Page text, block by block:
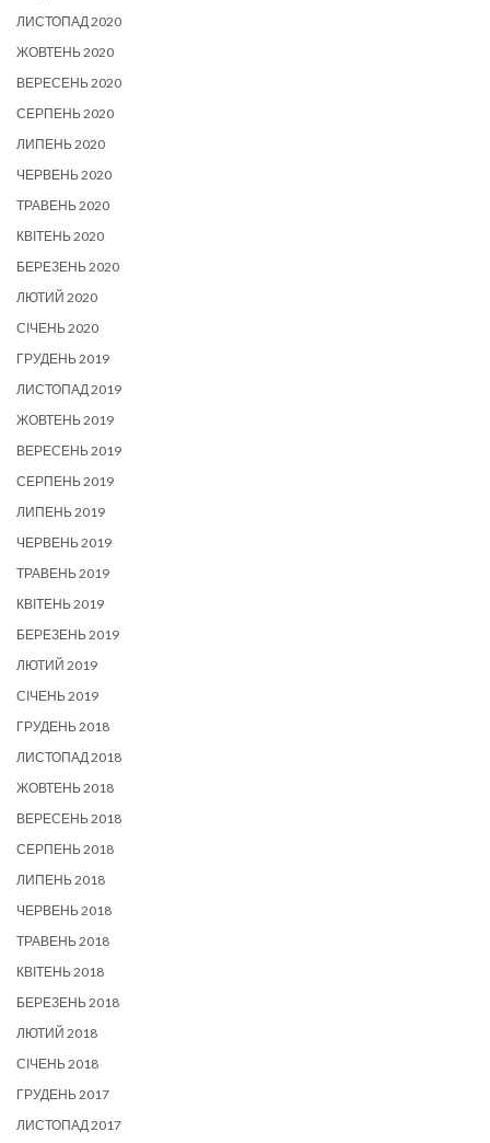
ЛИСТОПАД 2020
ЖОВТЕНЬ 2020
ВЕРЕСЕНЬ 2020
СЕРПЕНЬ 2020
ЛИПЕНЬ 2020
ЧЕРВЕНЬ 2020
ТРАВЕНЬ 2020
КВІТЕНЬ 2020
БЕРЕЗЕНЬ 2020
ЛЮТИЙ 2020
СІЧЕНЬ 2020
ГРУДЕНЬ 2019
ЛИСТОПАД 2019
ЖОВТЕНЬ 2019
ВЕРЕСЕНЬ 2019
СЕРПЕНЬ 2019
ЛИПЕНЬ 2019
ЧЕРВЕНЬ 2019
ТРАВЕНЬ 2019
КВІТЕНЬ 2019
БЕРЕЗЕНЬ 2019
ЛЮТИЙ 2019
СІЧЕНЬ 2019
ГРУДЕНЬ 2018
ЛИСТОПАД 2018
ЖОВТЕНЬ 2018
ВЕРЕСЕНЬ 2018
СЕРПЕНЬ 2018
ЛИПЕНЬ 2018
ЧЕРВЕНЬ 2018
ТРАВЕНЬ 2018
КВІТЕНЬ 2018
БЕРЕЗЕНЬ 2018
ЛЮТИЙ 2018
СІЧЕНЬ 2018
ГРУДЕНЬ 2017
ЛИСТОПАД 2017